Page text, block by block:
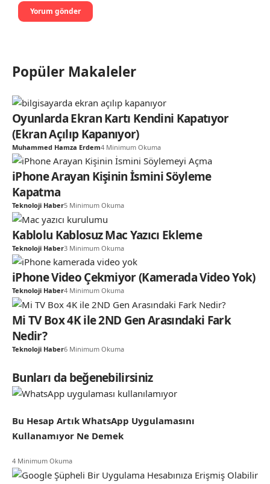
Popüler Makaleler
Oyunlarda Ekran Kartı Kendini Kapatıyor
(Ekran Açılıp Kapanıyor)
Muhammed Hamza Erdem4 Minimum Okuma
iPhone Arayan Kişinin İsmini Söyleme
Kapatma
Teknoloji Haber5 Minimum Okuma
Kablolu Kablosuz Mac Yazıcı Ekleme
Teknoloji Haber3 Minimum Okuma
iPhone Video Çekmiyor (Kamerada Video Yok)
Teknoloji Haber4 Minimum Okuma
Mi TV Box 4K ile 2ND Gen Arasındaki Fark
Nedir?
Teknoloji Haber6 Minimum Okuma
Bunları da beğenebilirsiniz
Bu Hesap Artık WhatsApp Uygulamasını
Kullanamıyor Ne Demek
4 Minimum Okuma